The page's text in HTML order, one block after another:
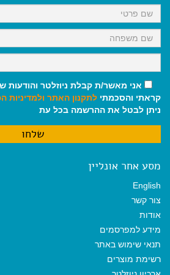
p
m
אני מאשר/ת קבלת ניוזלטר והודעות
קראתי והסכמתי לתקנון האתר ולמדיניות
ניתן לבטל את ההרשמה בכל עת
מסע אחר אונליין
English
צור קשר
אודות
מידע למפרסמים
תנאי שימוש באתר
רשימת מוצרים